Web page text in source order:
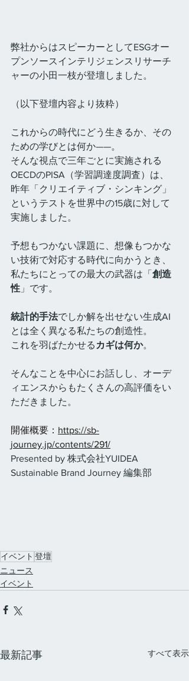
弊社からはスピーカーとしてESGオー
プンソースインテリジェンスリサーチ
ャーの小田一枝が登壇しました。
（以下登壇内容より抜粋）
これからの時代にどう生きるか、その
ための学びとは何か——。
そんな視点で三年ごとに実施される
OECDのPISA（学習調達度調査）は、
昨年「クリエイティブ・シンキング」
というテストを世界中の15歳に対して
実施しました。
予想もつかない課題に、想像もつかな
い技術で対応する時代に向かうとき、
私たちにとっての最大の武器は「 創造
性 」です。
統計的手法でしか解を出せない生成AI
とは全く異なる私たちの創造性。
これを羽ばたかせる カギは何か。
そんなことを中心にお話しし、オーデ
ィエンスからもたくさんの高評価をい
ただきました。
開催概要： https://sb-
journey.jp/contents/291/
Presented by 株式会社YUIDEA
Sustainable Brand Journey 編集部
イベント 登壇
ニュース
イベント
最新記事 すべて表示